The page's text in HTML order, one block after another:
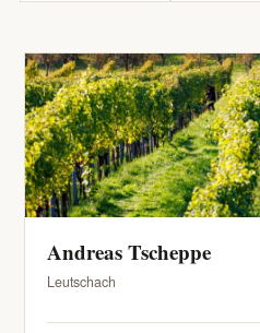
Andreas Tscheppe
Leutschach